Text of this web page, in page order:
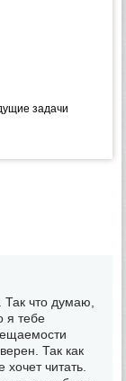
задачи
что думаю,
я тебе
Так как
хочет читать.